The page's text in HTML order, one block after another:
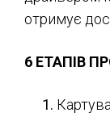
отримує
6 ЕТАПІВ